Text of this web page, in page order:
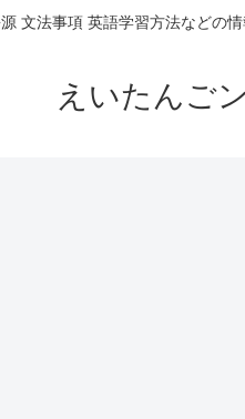
文法事項 英語学習方法などの情
えいたんごン